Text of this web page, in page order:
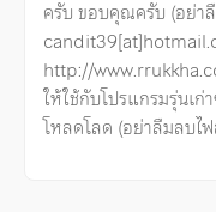
ครับ ขอบคุณครับ (อย่า
http://
ให้ใช้กับโปรแกรมรุ่นเ
โหลดโลด (อย่าลืมลบไ